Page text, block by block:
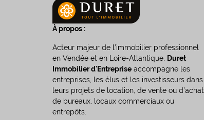
À propos :
Acteur majeur de l’immobilier professionnel
en Vendée et en Loire-Atlantique,
Duret
Immobilier d'Entreprise accompagne les
entreprises, les élus et les investisseurs dans
leurs projets de location, de vente ou d’achat
de bureaux, locaux commerciaux ou
entrepôts.